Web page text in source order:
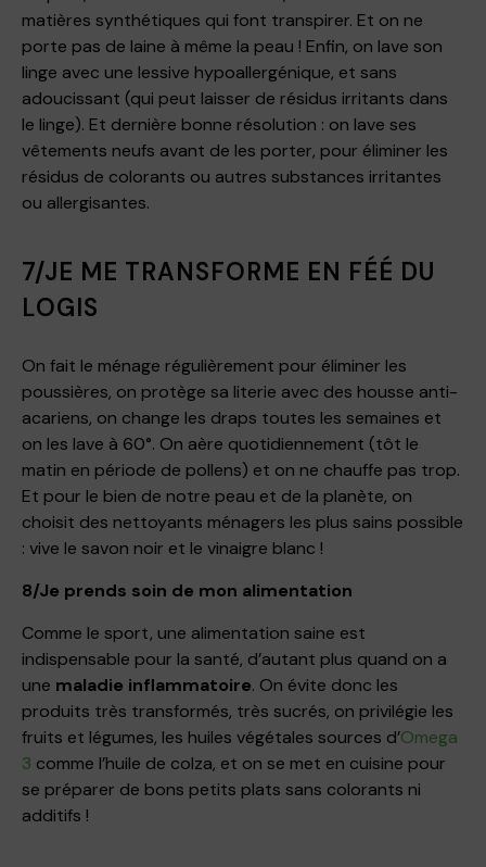
matières synthétiques qui font transpirer. Et on ne
porte pas de laine à même la peau ! Enfin, on lave son
linge avec une lessive hypoallergénique, et sans
adoucissant (qui peut laisser de résidus irritants dans
le linge). Et dernière bonne résolution : on lave ses
vêtements neufs avant de les porter, pour éliminer les
résidus de colorants ou autres substances irritantes
ou allergisantes.
7/JE ME TRANSFORME EN FÉÉ DU
LOGIS
On fait le ménage régulièrement pour éliminer les
poussières, on protège sa literie avec des housse anti-
acariens, on change les draps toutes les semaines et
on les lave à 60°. On aère quotidiennement (tôt le
matin en période de pollens) et on ne chauffe pas trop.
Et pour le bien de notre peau et de la planète, on
choisit des nettoyants ménagers les plus sains possible
: vive le savon noir et le vinaigre blanc !
8/Je prends soin de mon alimentation
Comme le sport, une alimentation saine est
indispensable pour la santé, d’autant plus quand on a
une maladie inflammatoire. On évite donc les
produits très transformés, très sucrés, on privilégie les
fruits et légumes, les huiles végétales sources d’Omega
3 comme l’huile de colza, et on se met en cuisine pour
se préparer de bons petits plats sans colorants ni
additifs !